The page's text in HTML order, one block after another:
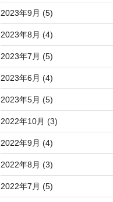
2023年9月 (5)
2023年8月 (4)
2023年7月 (5)
2023年6月 (4)
2023年5月 (5)
2022年10月 (3)
2022年9月 (4)
2022年8月 (3)
2022年7月 (5)